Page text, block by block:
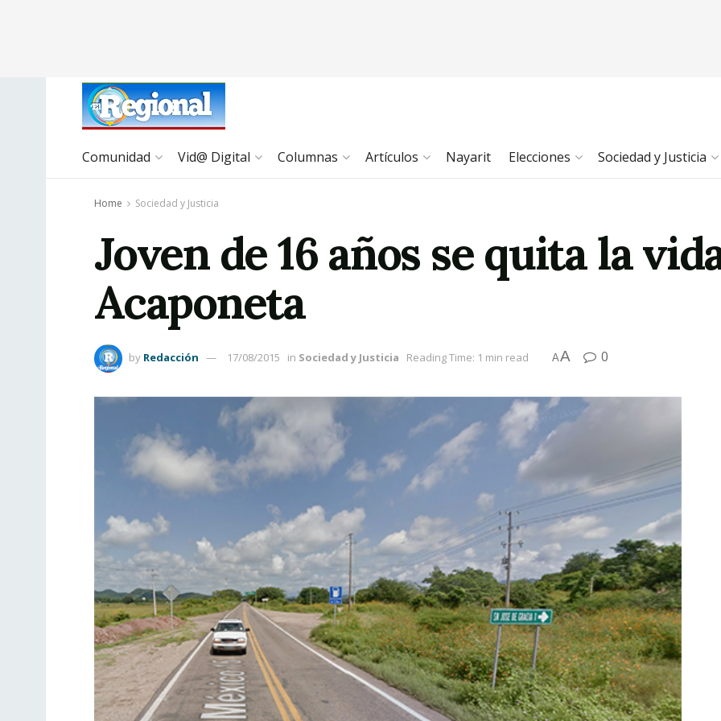
Comunidad Vid@ Digital Columnas Artículos Nayarit Elecciones Sociedad y Justicia
Home Sociedad y Justicia
Joven de 16 años se quita la
Acaponeta
by Redacción 17/08/2015 in Sociedad y Justicia Reading Time: 1 min read AA 0